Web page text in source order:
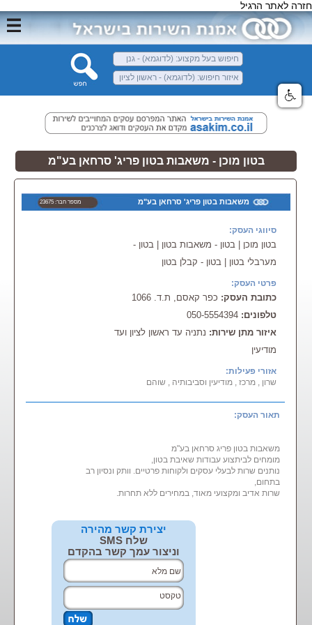
חזרה לאתר הרגיל
בטון מוכן - משאבות בטון פריג' סרחאן בע"מ
משאבות בטון פריג' סרחאן בע"מ מספר חבר: 23675
סיווגי העסק:
בטון מוכן | בטון - משאבות בטון | בטון -
מערבלי בטון | בטון - קבלן בטון
פרטי העסק:
כתובת העסק: כפר קאסם, ת.ד. 1066
טלפונים: 050-5554394
איזור מתן שירות: נתניה עד ראשון לציון ועד
מודיעין
אזורי פעילות:
שרון , מרכז , מודיעין וסביבותיה , שוהם
תאור העסק:
משאבות בטון פריג סרחאן בע"מ
מומחים לביתצוע עבודות שאיבת בטון,
נותנים שרות לבעלי עסקים ולקוחות פרטיים. וותק ונסיון רב
בתחום,
שרות אדיב ומקצועי מאוד, במחירים ללא תחרות.
יצירת קשר מהירה
שלח SMS
וניצור עמך קשר בהקדם